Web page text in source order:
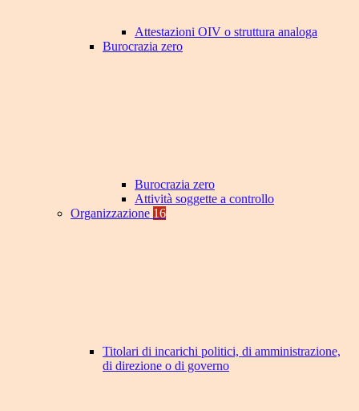
Attestazioni OIV o struttura analoga
Burocrazia zero
Burocrazia zero
Attività soggette a controllo
Organizzazione 16
Titolari di incarichi politici, di amministrazione,
di direzione o di governo